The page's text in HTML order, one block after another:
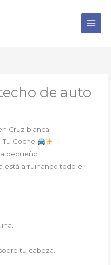
de auto
Cruz blanca
Tu Coche
pequeño…
está arruinando todo el
tu cabeza.